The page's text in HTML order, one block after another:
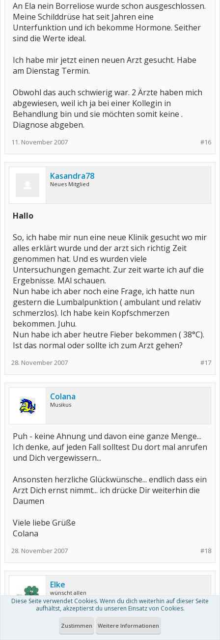
An Ela nein Borreliose wurde schon ausgeschlossen.
Meine Schilddrüse hat seit Jahren eine
Unterfunktion und ich bekomme Hormone. Seither
sind die Werte ideal.
Ich habe mir jetzt einen neuen Arzt gesucht. Habe
am Dienstag Termin.
Obwohl das auch schwierig war. 2 Ärzte haben mich
abgewiesen, weil ich ja bei einer Kollegin in
Behandlung bin und sie möchten somit keine .
Diagnose abgeben.
#16
11. November 2007
Kasandra78
Neues Mitglied
Hallo
So, ich habe mir nun eine neue Klinik gesucht wo mir
alles erklärt wurde und der arzt sich richtig Zeit
genommen hat. Und es wurden viele
Untersuchungen gemacht. Zur zeit warte ich auf die
Ergebnisse. MAl schauen.
Nun habe ich aber noch eine Frage, ich hatte nun
gestern die Lumbalpunktion ( ambulant und relativ
schmerzlos). Ich habe kein Kopfschmerzen
bekommen. Juhu.
Nun habe ich aber heutre Fieber bekommen ( 38°C).
Ist das normal oder sollte ich zum Arzt gehen?
#17
28. November 2007
Colana
Musikus
Puh - keine Ahnung und davon eine ganze Menge...
Ich denke, auf jeden Fall solltest Du dort mal anrufen
und Dich vergewissern...
Ansonsten herzliche Glückwünsche... endlich dass ein
Arzt Dich ernst nimmt... ich drücke Dir weiterhin die
Daumen
Viele liebe Grüße
Colana
#18
28. November 2007
Elke
wünscht allen
hallo kasandra,
Diese Seite verwendet Cookies. Wenn du dich weiterhin auf dieser Seite
aufhältst, akzeptierst du unseren Einsatz von Cookies.
Zustimmen Weitere Informationen